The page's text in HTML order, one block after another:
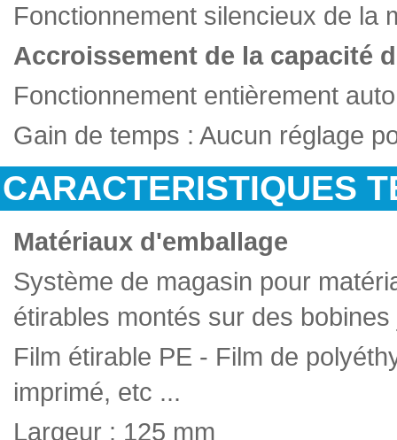
Fonctionnement silencieux de la
Accroissement de la capacité
Fonctionnement entièrement
Gain de temps : Aucun réglage
CARACTERISTIQUES
Matériaux d'emballage
Système de magasin pour
étirables montés sur des
Film étirable PE - Film de
imprimé, etc ...
Largeur : 125 mm